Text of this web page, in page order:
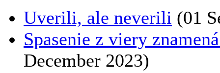
Uverili, ale neverili (01
Spasenie z viery
December 2023)